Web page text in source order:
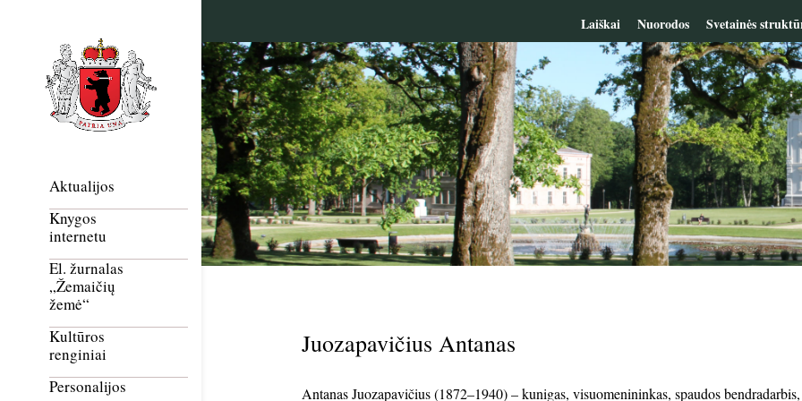
Laiškai Nuorodos Svetainės
Aktualijos
Knygos
internetu
El. žurnalas
„Žemaičių
žemė“
Kultūros
renginiai
Personalijos
Juozapavičius Antanas
Antanas Juozapavičius (1872–1940) – kunigas, visuomenininkas, spaudos